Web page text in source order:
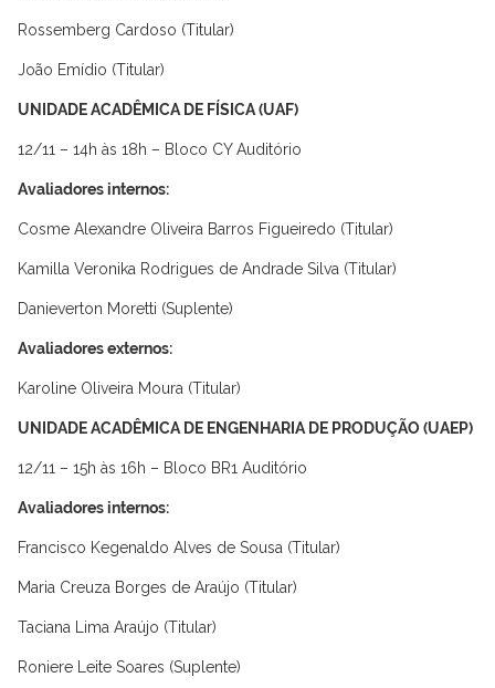
Rossemberg Cardoso (Titular)
João Emídio (Titular)
UNIDADE ACADÊMICA DE FÍSICA (UAF)
12/11 – 14h às 18h – Bloco CY Auditório
Avaliadores internos:
Cosme Alexandre Oliveira Barros Figueiredo (Titular)
Kamilla Veronika Rodrigues de Andrade Silva (Titular)
Danieverton Moretti (Suplente)
Avaliadores externos:
Karoline Oliveira Moura (Titular)
UNIDADE ACADÊMICA DE ENGENHARIA DE PRODUÇÃO (UAEP)
12/11 – 15h às 16h – Bloco BR1 Auditório
Avaliadores internos:
Francisco Kegenaldo Alves de Sousa (Titular)
Maria Creuza Borges de Araújo (Titular)
Taciana Lima Araújo (Titular)
Roniere Leite Soares (Suplente)